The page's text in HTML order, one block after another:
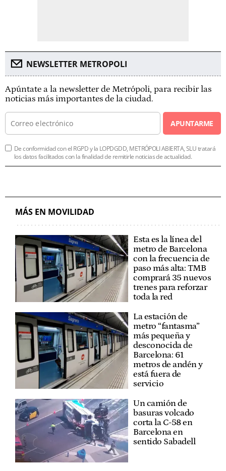
NEWSLETTER METROPOLI
Apúntate a la newsletter de Metrópoli, para recibir las
noticias más importantes de la ciudad.
APUNTARME
De conformidad con el RGPD y la LOPDGDD, METRÓPOLI ABIERTA, SLU tratará
los datos facilitados con la finalidad de remitirle noticias de actualidad.
MÁS EN MOVILIDAD
Esta es la línea del
metro de Barcelona
con la frecuencia de
paso más alta: TMB
comprará 35 nuevos
trenes para reforzar
toda la red
La estación de
metro “fantasma”
más pequeña y
desconocida de
Barcelona: 61
metros de andén y
está fuera de
servicio
Un camión de
basuras volcado
corta la C-58 en
Barcelona en
sentido Sabadell